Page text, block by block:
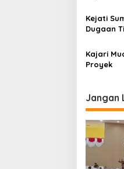
Kejati
Dugaan
Kajari
Proyek
Jangan